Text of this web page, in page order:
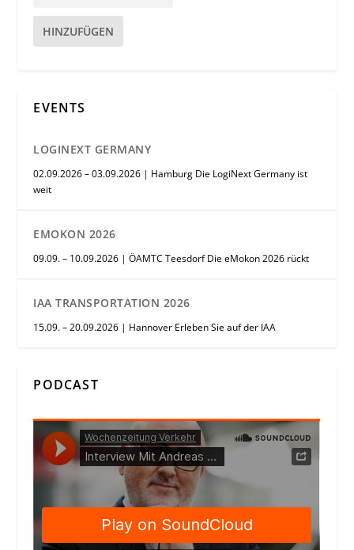
HINZUFÜGEN
EVENTS
LOGINEXT GERMANY
02.09.2026 – 03.09.2026 | Hamburg Die LogiNext Germany ist
weit
EMOKON 2026
09.09. – 10.09.2026 | ÖAMTC Teesdorf Die eMokon 2026 rückt
IAA TRANSPORTATION 2026
15.09. – 20.09.2026 | Hannover Erleben Sie auf der IAA
PODCAST